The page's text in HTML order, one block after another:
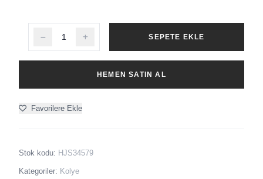
SEPETE EKLE
HEMEN SATIN AL
Favorilere Ekle
Stok kodu: HJS34579
Kategoriler: Kolye